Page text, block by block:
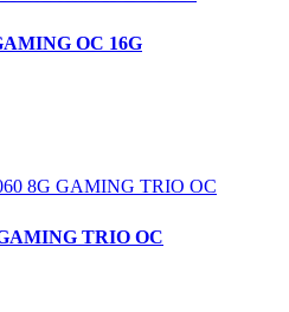
OC 16G
TRIO OC